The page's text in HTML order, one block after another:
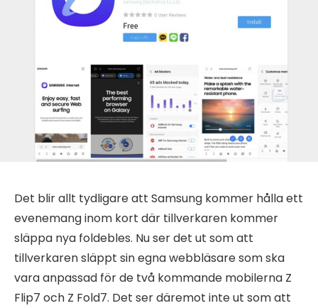
Det blir allt tydligare att Samsung kommer hålla ett
evenemang inom kort där tillverkaren kommer
släppa nya foldebles. Nu ser det ut som att
tillverkaren släppt sin egna webbläsare som ska
vara anpassad för de två kommande mobilerna Z
Flip7 och Z Fold7. Det ser däremot inte ut som att